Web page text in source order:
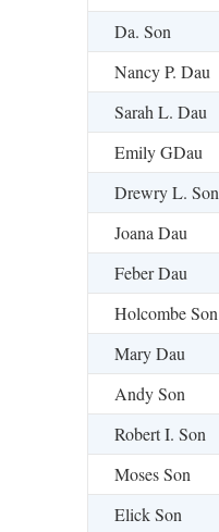
Da. Son
Nancy P. Dau
Sarah L. Dau
Emily GDau
Drewry L. Son
Joana Dau
Feber Dau
Holcombe Son
Mary Dau
Andy Son
Robert I. Son
Moses Son
Elick Son